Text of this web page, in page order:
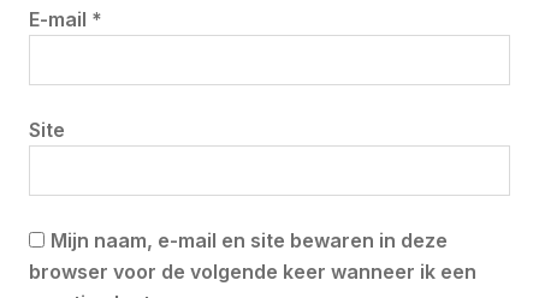
E-mail *
Site
Mijn naam, e-mail en site bewaren in deze
browser voor de volgende keer wanneer ik een